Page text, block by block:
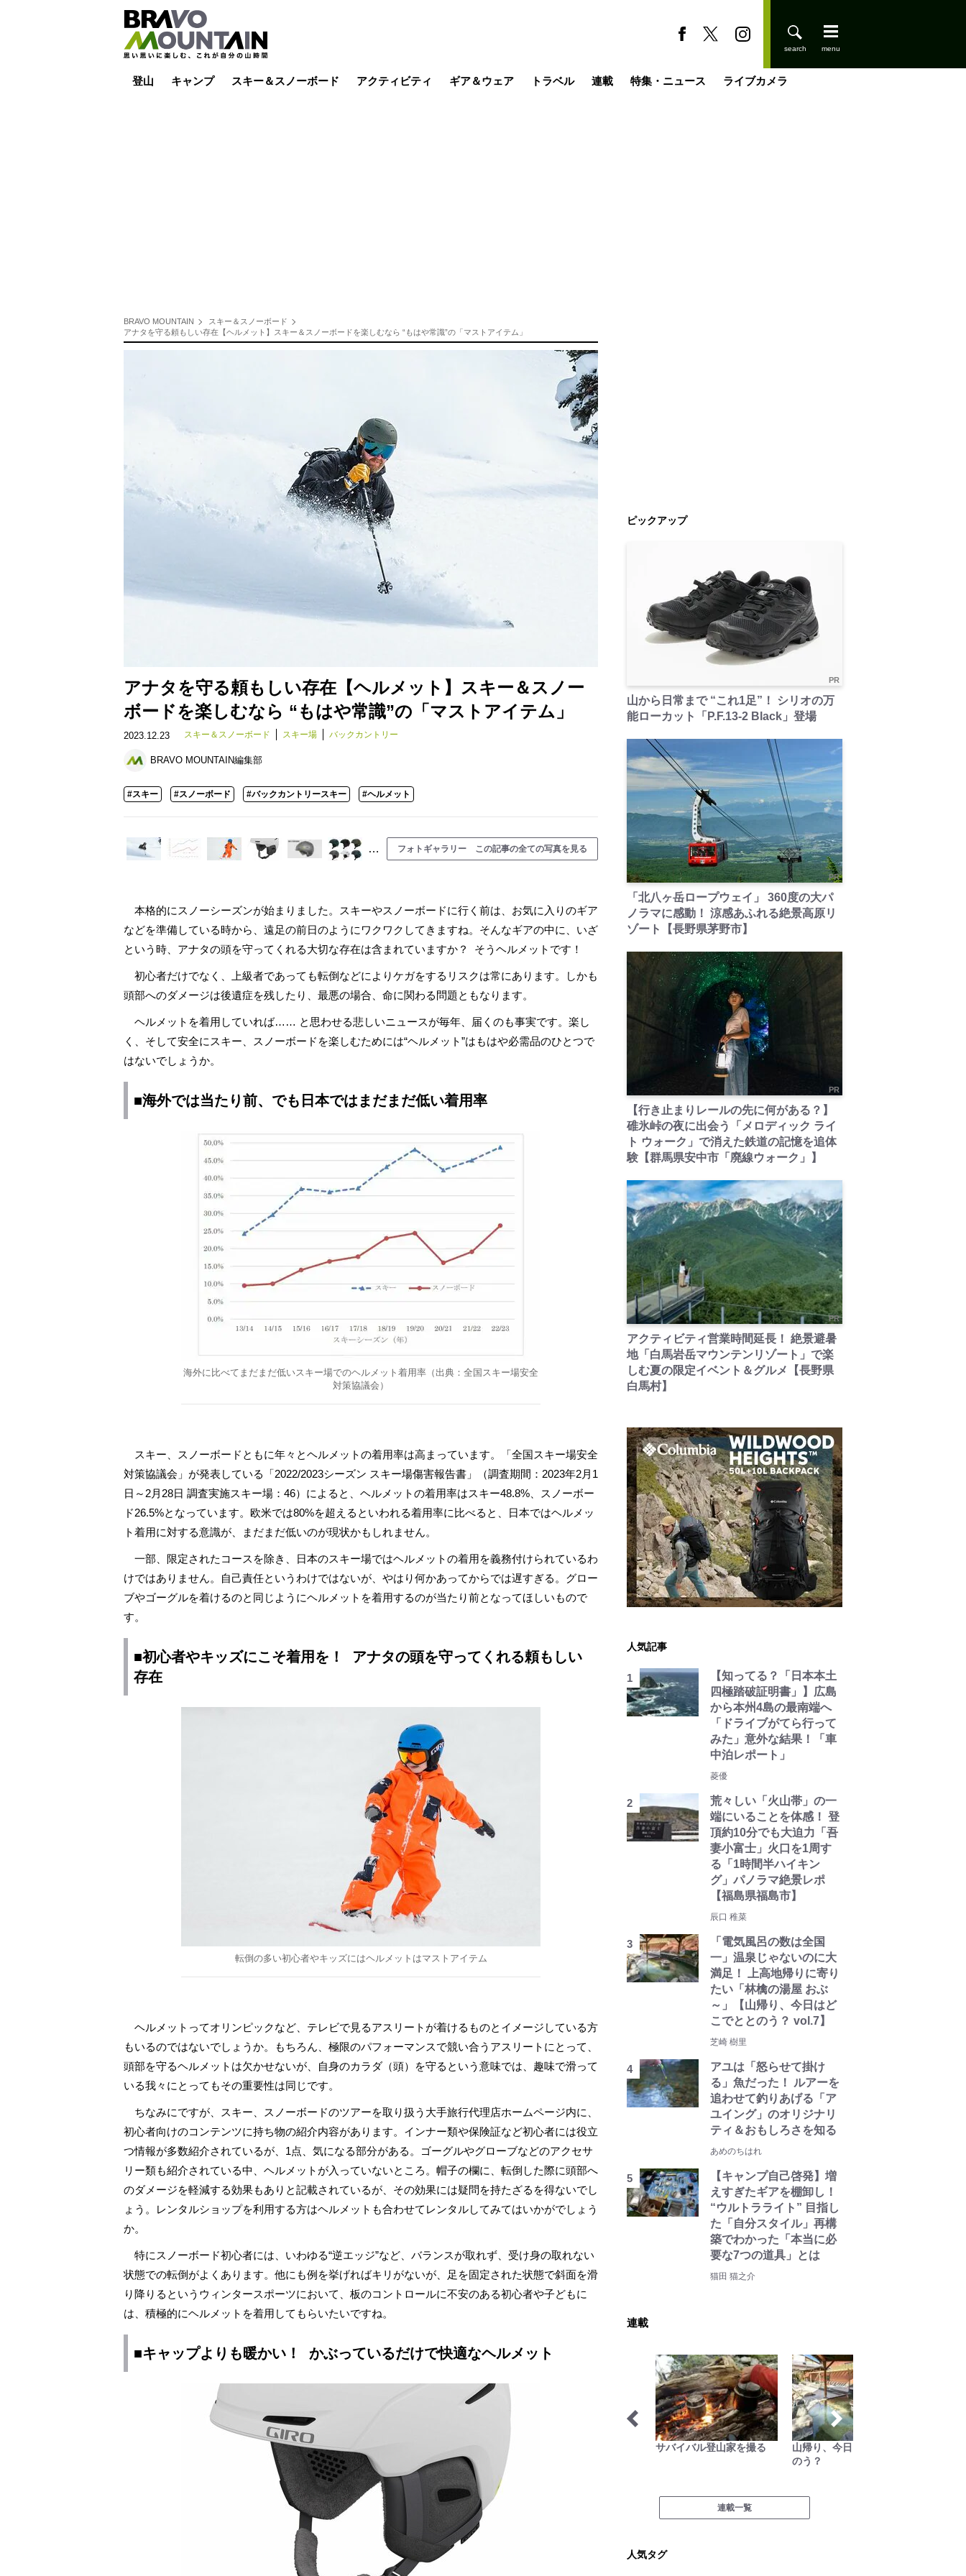
登山 キャンプ スキー＆スノーボード アクティビティ ギア＆ウェア トラベル 連載 特集・ニュース ライブカメラ
BRAVO MOUNTAIN
スキー＆スノーボード
アナタを守る頼もしい存在【ヘルメット】スキー＆スノーボードを楽しむなら “もはや常識”の「マストアイテム」
アナタを守る頼もしい存在【ヘルメット】スキー＆スノー
ボードを楽しむなら “もはや常識”の「マストアイテム」
2023.12.23 スキー＆スノーボード スキー場 バックカントリー
BRAVO MOUNTAIN編集部
#スキー #スノーボード #バックカントリースキー #ヘルメット
… フォトギャラリー この記事の全ての写真を見る
本格的にスノーシーズンが始まりました。スキーやスノーボードに行く前は、お気に入りのギア
などを準備している時から、遠足の前日のようにワクワクしてきますね。そんなギアの中に、いざ
という時、アナタの頭を守ってくれる大切な存在は含まれていますか？ そうヘルメットです！
初心者だけでなく、上級者であっても転倒などによりケガをするリスクは常にあります。しかも
頭部へのダメージは後遺症を残したり、最悪の場合、命に関わる問題ともなります。
ヘルメットを着用していれば…… と思わせる悲しいニュースが毎年、届くのも事実です。楽し
く、そして安全にスキー、スノーボードを楽しむためには“ヘルメット”はもはや必需品のひとつで
はないでしょうか。
■海外では当たり前、でも日本ではまだまだ低い着用率
海外に比べてまだまだ低いスキー場でのヘルメット着用率（出典：全国スキー場安全
対策協議会）
スキー、スノーボードともに年々とヘルメットの着用率は高まっています。「全国スキー場安全
対策協議会」が発表している「2022/2023シーズン スキー場傷害報告書」（調査期間：2023年2月1
日～2月28日 調査実施スキー場：46）によると、ヘルメットの着用率はスキー48.8%、スノーボー
ド26.5%となっています。欧米では80%を超えるといわれる着用率に比べると、日本ではヘルメッ
ト着用に対する意識が、まだまだ低いのが現状かもしれません。
一部、限定されたコースを除き、日本のスキー場ではヘルメットの着用を義務付けられているわ
けではありません。自己責任というわけではないが、やはり何かあってからでは遅すぎる。グロー
ブやゴーグルを着けるのと同じようにヘルメットを着用するのが当たり前となってほしいもので
す。
■初心者やキッズにこそ着用を！ アナタの頭を守ってくれる頼もしい
存在
転倒の多い初心者やキッズにはヘルメットはマストアイテム
ヘルメットってオリンピックなど、テレビで見るアスリートが着けるものとイメージしている方
もいるのではないでしょうか。もちろん、極限のパフォーマンスで競い合うアスリートにとって、
頭部を守るヘルメットは欠かせないが、自身のカラダ（頭）を守るという意味では、趣味で滑って
いる我々にとってもその重要性は同じです。
ちなみにですが、スキー、スノーボードのツアーを取り扱う大手旅行代理店ホームページ内に、
初心者向けのコンテンツに持ち物の紹介内容があります。インナー類や保険証など初心者には役立
つ情報が多数紹介されているが、1点、気になる部分がある。ゴーグルやグローブなどのアクセサ
リー類も紹介されている中、ヘルメットが入っていないところ。帽子の欄に、転倒した際に頭部へ
のダメージを軽減する効果もありと記載されているが、その効果には疑問を持たざるを得ないでし
ょう。レンタルショップを利用する方はヘルメットも合わせてレンタルしてみてはいかがでしょう
か。
特にスノーボード初心者には、いわゆる“逆エッジ”など、バランスが取れず、受け身の取れない
状態での転倒がよくあります。他にも例を挙げればキリがないが、足を固定された状態で斜面を滑
り降りるというウィンタースポーツにおいて、板のコントロールに不安のある初心者や子どもに
は、積極的にヘルメットを着用してもらいたいですね。
■キャップよりも暖かい！ かぶっているだけで快適なヘルメット
ピックアップ
PR
山から日常まで “これ1足”！ シリオの万
能ローカット「P.F.13-2 Black」登場
PR
「北八ヶ岳ロープウェイ」 360度の大パ
ノラマに感動！ 涼感あふれる絶景高原リ
ゾート【長野県茅野市】
PR
【行き止まりレールの先に何がある？】
碓氷峠の夜に出会う「メロディック ライ
ト ウォーク」で消えた鉄道の記憶を追体
験【群馬県安中市「廃線ウォーク」】
PR
アクティビティ営業時間延長！ 絶景避暑
地「白馬岩岳マウンテンリゾート」で楽
しむ夏の限定イベント＆グルメ【長野県
白馬村】
人気記事
【知ってる？「日本本土
四極踏破証明書」】広島
から本州4島の最南端へ
「ドライブがてら行って
みた」意外な結果！「車
中泊レポート」
菱優
荒々しい「火山帯」の一
端にいることを体感！ 登
頂約10分でも大迫力「吾
妻小富士」火口を1周す
る「1時間半ハイキン
グ」パノラマ絶景レポ
【福島県福島市】
辰口 稚菜
「電気風呂の数は全国
一」温泉じゃないのに大
満足！ 上高地帰りに寄り
たい「林檎の湯屋 おぶ
～」【山帰り、今日はど
こでととのう？ vol.7】
芝崎 樹里
アユは「怒らせて掛け
る」魚だった！ ルアーを
追わせて釣りあげる「ア
ユイング」のオリジナリ
ティ＆おもしろさを知る
あめのちはれ
【キャンプ自己啓発】増
えすぎたギアを棚卸し！
“ウルトラライト” 目指し
た「自分スタイル」再構
築でわかった「本当に必
要な7つの道具」とは
猫田 猫之介
連載
サバイバル登山家を撮る
山帰り、今日はどこでとと
のう？
連載一覧
人気タグ